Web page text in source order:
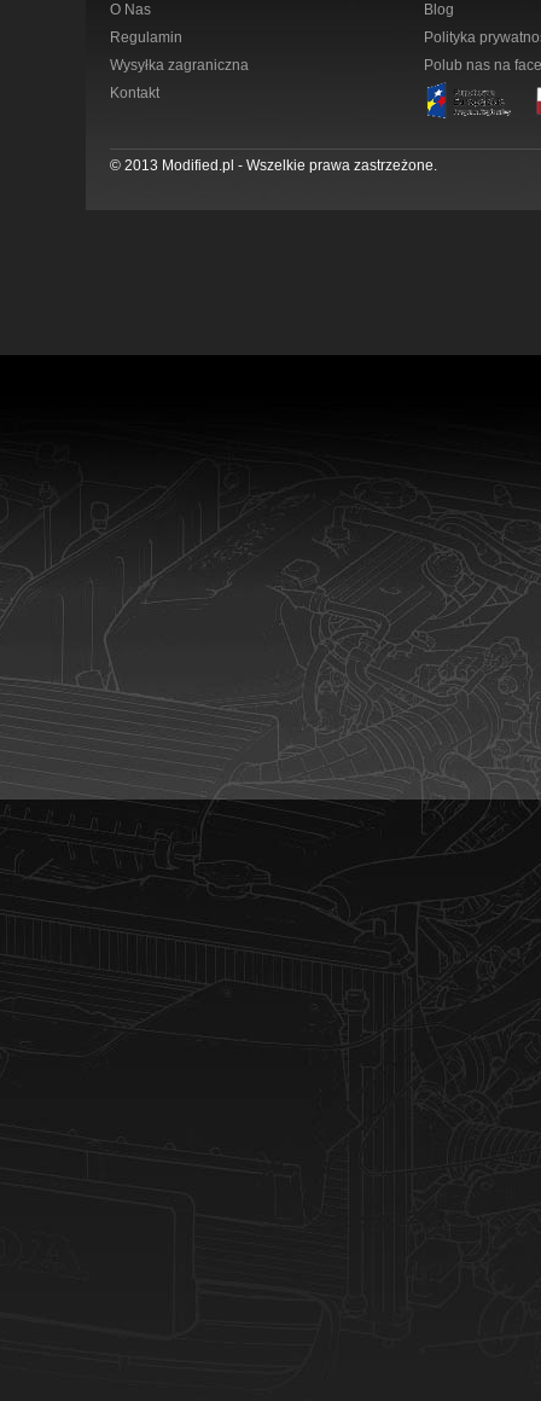
O Nas
Regulamin
Wysyłka zagraniczna
Kontakt
Blog
Polityka
Polub nas na
© 2013 Modified.pl - Wszelkie prawa zastrzeżone.